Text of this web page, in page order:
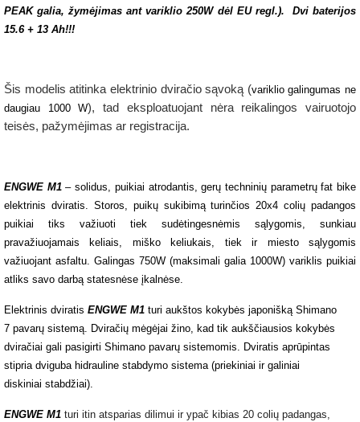
PEAK galia, žymėjimas ant variklio 250W dėl EU regl.). Dvi baterijos
15.6 + 13 Ah!!!
Šis modelis atitinka elektrinio dviračio sąvoką (variklio galingumas ne
daugiau 1000 W), tad eksploatuojant nėra reikalingos vairuotojo
teisės, pažymėjimas ar registracija.
ENGWE M1– solidus, puikiai atrodantis, gerų techninių parametrų fat bike
elektrinis dviratis. Storos, puikų sukibimą turinčios 20x4 colių padangos
puikiai tiks važiuoti tiek sudėtingesnėmis sąlygomis, sunkiau
pravažiuojamais keliais, miško keliukais, tiek ir miesto sąlygomis
važiuojant asfaltu. Galingas 750W (maksimali galia 1000W) variklis puikiai
atliks savo darbą statesnėse įkalnėse.
Elektrinis dviratis ENGWE M1 turi aukštos kokybės japonišką Shimano
7 pavarų sistemą. Dviračių mėgėjai žino, kad tik aukščiausios kokybės
dviračiai gali pasigirti Shimano pavarų sistemomis. Dviratis aprūpintas
stipria dviguba hidrauline stabdymo sistema (priekiniai ir galiniai
diskiniai stabdžiai).
ENGWE M1 turi itin atsparias dilimui ir ypač kibias 20 colių padangas,